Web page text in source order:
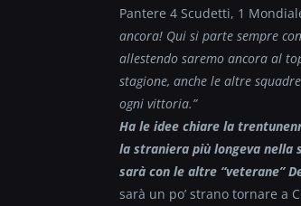
Pantere 4 Scudetti, 1
ancora! Qui si parte sempre
allestendo saremo ancora al
stagione, anche le altre
ogni vittoria.”
Ha le idee chiare la
la straniera più longeva nella
sarà con le altre “veterane”
sarà un po’ strano tornare a